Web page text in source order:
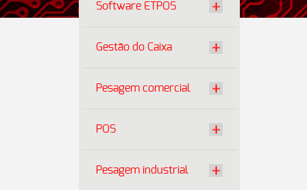
Software ETPOS
Gestão do Caixa
Pesagem comercial
POS
Pesagem industrial